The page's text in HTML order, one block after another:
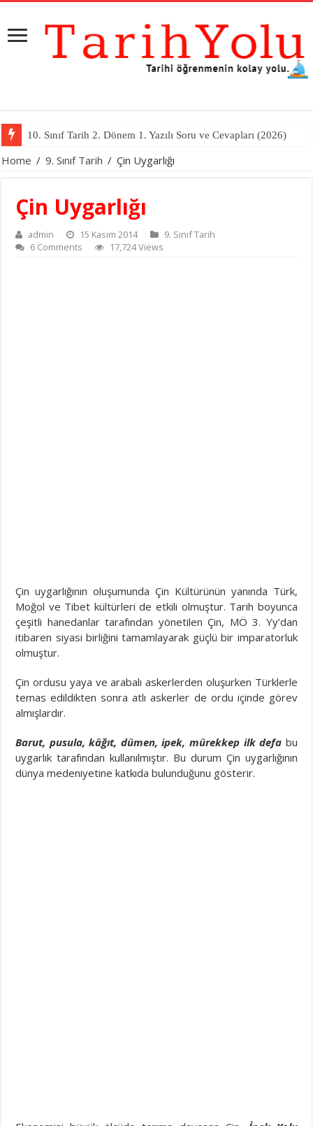
10. Sınıf Tarih 2. Dönem 1. Yazılı Soru ve Cevapları (2026)
Home / 9. Sınıf Tarih / Çin Uygarlığı
Çin Uygarlığı
admin 15 Kasım 2014
9. Sınıf Tarih
6 Comments
17,724 Views
Çin uygarlığının oluşumunda Çin Kültürünün yanında Türk,
Moğol ve Tibet kültürleri de etkili olmuştur. Tarih boyunca
çeşitli hanedanlar tarafından yönetilen Çin, MÖ 3. Yy’dan
itibaren siyasi birliğini tamamlayarak güçlü bir imparatorluk
olmuştur.
Çin ordusu yaya ve arabalı askerlerden oluşurken Türklerle
temas edildikten sonra atlı askerler de ordu içinde görev
almışlardır.
Barut, pusula, kâğıt, dümen, ipek, mürekkep ilk defa bu
uygarlık tarafından kullanılmıştır. Bu durum Çin uygarlığının
dünya medeniyetine katkıda bulunduğunu gösterir.